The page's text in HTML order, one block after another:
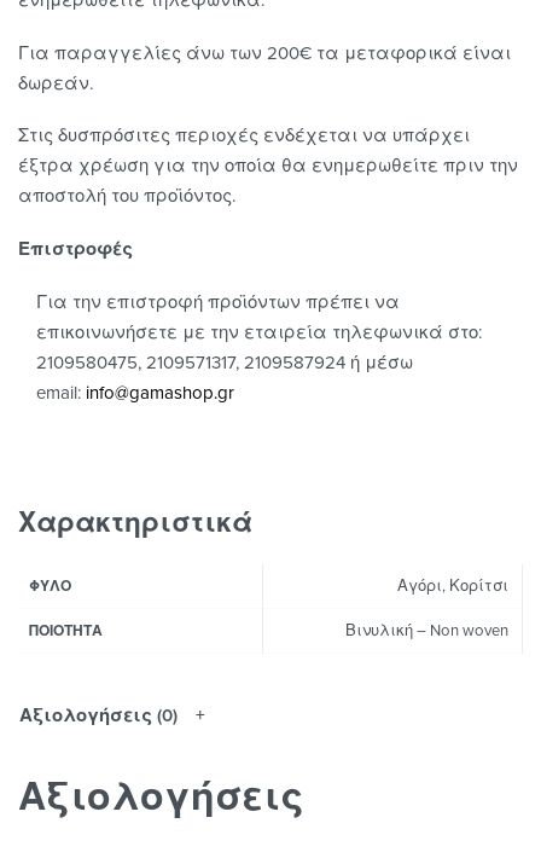
Για παραγγελίες άνω των 200€ τα μεταφορικά είναι
δωρεάν.
Στις δυσπρόσιτες περιοχές ενδέχεται να υπάρχει
έξτρα χρέωση για την οποία θα ενημερωθείτε πριν την
αποστολή του προϊόντος.
Επιστροφές
Για την επιστροφή προϊόντων πρέπει να
επικοινωνήσετε με την εταιρεία τηλεφωνικά στο:
2109580475, 2109571317, 2109587924 ή μέσω
email: info@gamashop.gr
Χαρακτηριστικά
ΦΎΛΟ Αγόρι, Κορίτσι
ΠΟΙΌΤΗΤΑ Βινυλική – Non woven
Αξιολογήσεις (0)
Αξιολογήσεις